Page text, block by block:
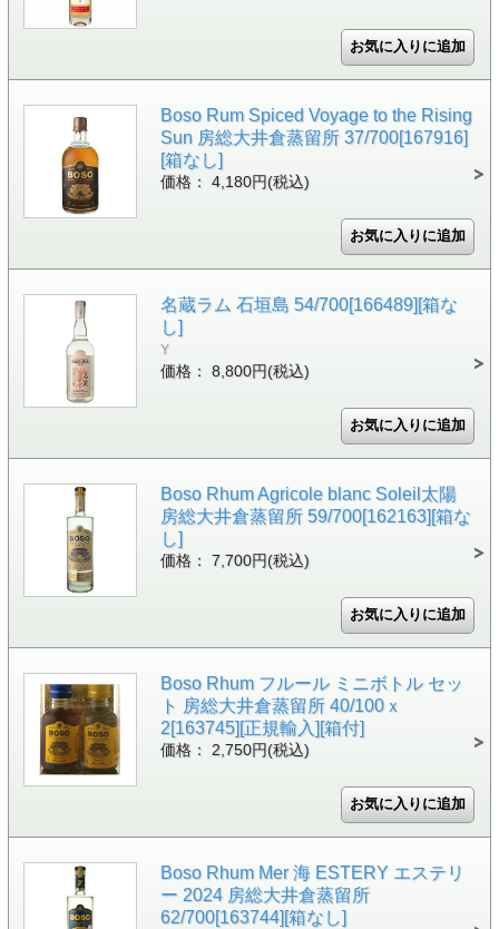
Boso Rum Spiced Voyage to the Rising
Sun 房総大井倉蒸留所 37/700[167916]
[箱なし]
価格： 4,180円(税込)
名蔵ラム 石垣島 54/700[166489][箱な
し]
Y
価格： 8,800円(税込)
Boso Rhum Agricole blanc Soleil太陽
房総大井倉蒸留所 59/700[162163][箱な
し]
価格： 7,700円(税込)
Boso Rhum フルール ミニボトル セッ
ト 房総大井倉蒸留所 40/100ｘ
2[163745][正規輸入][箱付]
価格： 2,750円(税込)
Boso Rhum Mer 海 ESTERY エステリ
ー 2024 房総大井倉蒸留所
62/700[163744][箱なし]